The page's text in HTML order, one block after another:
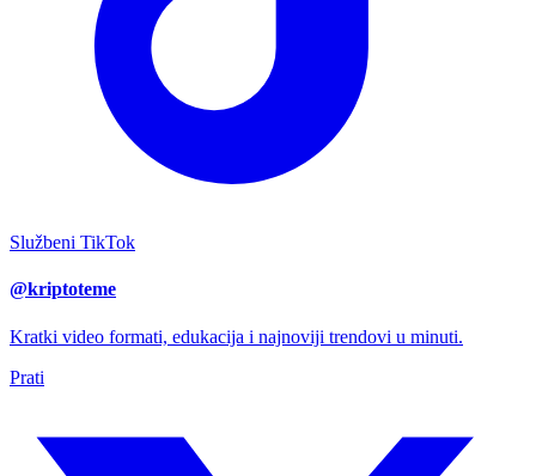
Službeni TikTok
@kriptoteme
Kratki video formati, edukacija i najnoviji trendovi u minuti.
Prati